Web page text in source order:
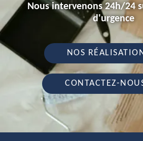
Nous intervenons 24h/24
d'urgence
NOS
CONTACTEZ-